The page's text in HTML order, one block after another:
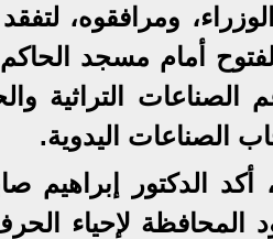
ومرافقوه،
أمام مسجد
الصناعات التراثية
الصناعات اليدوية.
أكد الدكتور
لإحياء